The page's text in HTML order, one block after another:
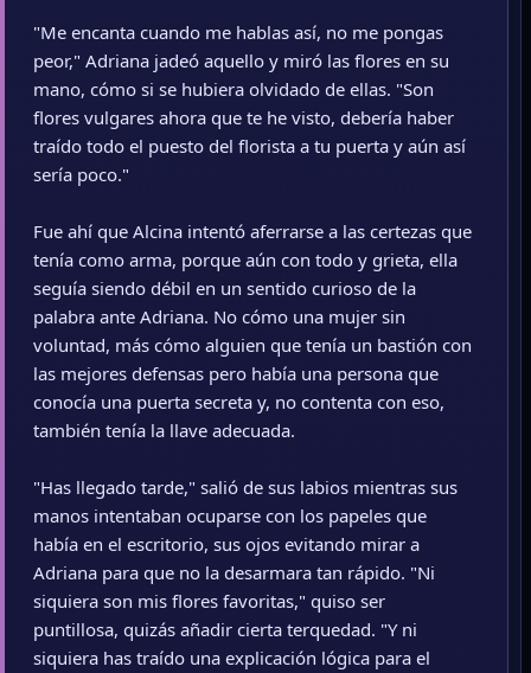
"Me encanta cuando me hablas así, no me pongas
peor," Adriana jadeó aquello y miró las flores en su
mano, cómo si se hubiera olvidado de ellas. "Son
flores vulgares ahora que te he visto, debería haber
traído todo el puesto del florista a tu puerta y aún así
sería poco."
Fue ahí que Alcina intentó aferrarse a las certezas que
tenía como arma, porque aún con todo y grieta, ella
seguía siendo débil en un sentido curioso de la
palabra ante Adriana. No cómo una mujer sin
voluntad, más cómo alguien que tenía un bastión con
las mejores defensas pero había una persona que
conocía una puerta secreta y, no contenta con eso,
también tenía la llave adecuada.
"Has llegado tarde," salió de sus labios mientras sus
manos intentaban ocuparse con los papeles que
había en el escritorio, sus ojos evitando mirar a
Adriana para que no la desarmara tan rápido. "Ni
siquiera son mis flores favoritas," quiso ser
puntillosa, quizás añadir cierta terquedad. "Y ni
siquiera has traído una explicación lógica para el